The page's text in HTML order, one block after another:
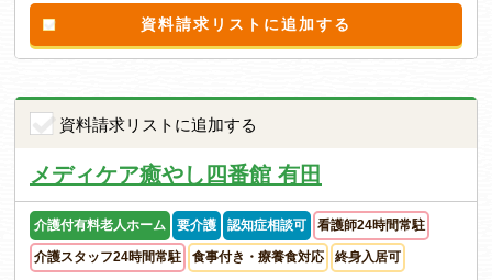
資料請求リストに追加する
資料請求リストに追加する
メディケア癒やし四番館 有田
介護付有料老人ホーム 要介護 認知症相談可 看護師24時間常駐
介護スタッフ24時間常駐 食事付き・療養食対応 終身入居可